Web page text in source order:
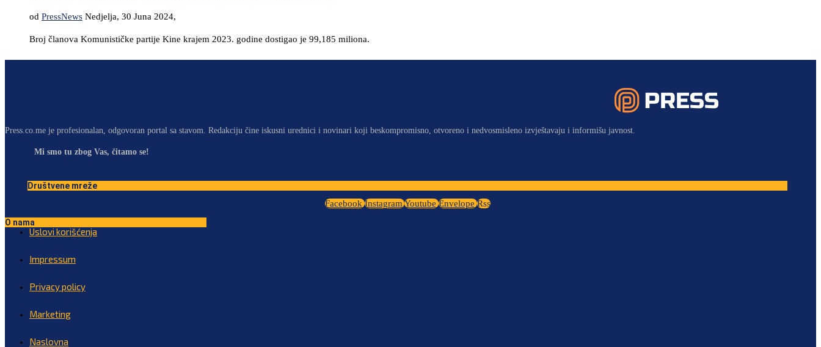
od PressNews Nedjelja, 30 Juna 2024,
Broj članova Komunističke partije Kine krajem 2023. godine dostigao je 99,185 miliona.
Press.co.me je profesionalan, odgovoran portal sa stavom. Redakciju čine iskusni urednici i novinari koji beskompromisno, otvoreno i nedvosmisleno izvještavaju i informišu javnost.
Mi smo tu zbog Vas, čitamo se!
Društvene mreže
Facebook Instagram Youtube Envelope Rss
O nama
Uslovi korišćenja
Impressum
Privacy policy
Marketing
Naslovna